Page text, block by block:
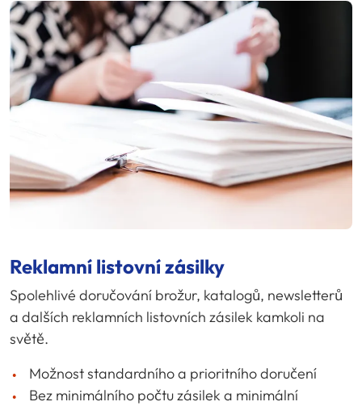
Reklamní listovní zásilky
Spolehlivé doručování brožur, katalogů, newsletterů
a dalších reklamních listovních zásilek kamkoli na
světě.
Možnost standardního a prioritního doručení
Bez minimálního počtu zásilek a minimální